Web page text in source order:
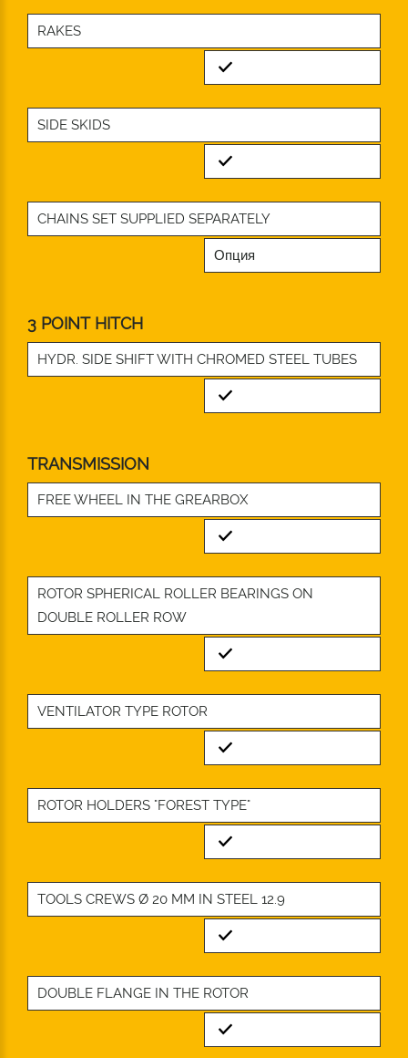
RAKES
Standard
SIDE SKIDS
Standard
CHAINS SET SUPPLIED SEPARATELY
Опция
3 POINT HITCH
HYDR. SIDE SHIFT WITH CHROMED STEEL TUBES
Standard
TRANSMISSION
FREE WHEEL IN THE GREARBOX
Standard
ROTOR SPHERICAL ROLLER BEARINGS ON
DOUBLE ROLLER ROW
Standard
VENTILATOR TYPE ROTOR
Standard
ROTOR HOLDERS "FOREST TYPE"
Standard
TOOLS CREWS Ø 20 MM IN STEEL 12.9
Standard
DOUBLE FLANGE IN THE ROTOR
Standard